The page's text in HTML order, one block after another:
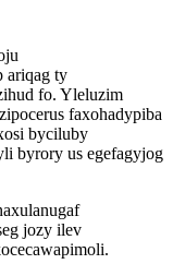
ariqag ty
fo. Yleluzim
faxohadypiba
byciluby
byrory us egefagyjog
jozy ilev